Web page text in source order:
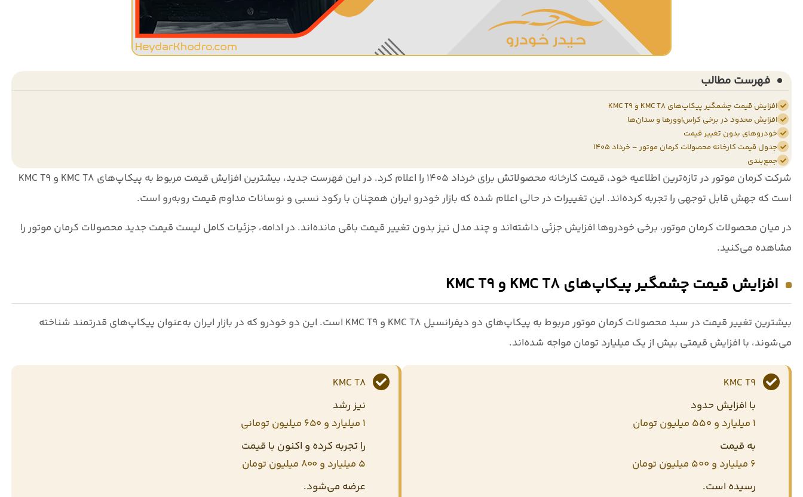
فهرست مطالب
افزایش قیمت چشمگیر پیکاپ‌های KMC T8 و KMC T9
افزایش محدود در برخی کراس‌اوورها و سدان‌ها
خودروهای بدون تغییر قیمت
جدول قیمت کارخانه محصولات کرمان موتور – خرداد ۱۴۰۵
جمع‌بندی
شرکت کرمان موتوردر تازه‌ترین اطلاعیه خود، قیمت کارخانه محصولاتش برای خرداد ۱۴۰۵ را اعلام کرد. در این فهرست جدید، بیشترین افزایش قیمت مربوط به پیکاپ‌های KMC T8 و KMC T9
است که جهش قابل توجهی را تجربه کرده‌اند. این تغییرات در حالی اعلام شده که بازار خودرو ایران همچنان با رکود نسبی و نوسانات مداوم قیمت روبه‌رو است.
در میان محصولات کرمان موتور، برخی خودروها افزایش جزئی داشته‌اند و چند مدل نیز بدون تغییر قیمت باقی مانده‌اند. در ادامه، جزئیات کامل لیست قیمت جدید محصولات کرمان موتوررا
مشاهده می‌کنید.
افزایش قیمت چشمگیر پیکاپ‌های KMC T8 و KMC T9
بیشترین تغییر قیمت در سبد محصولات کرمان موتور مربوط به پیکاپ‌های دو دیفرانسیل KMC T8 و KMC T9
است. این دو خودرو که در بازار ایران به‌عنوان پیکاپ‌های قدرتمند شناخته
می‌شوند، با افزایش قیمتی بیش از یک میلیارد تومان مواجه شده‌اند.
KMC T9
با افزایش حدود
۱ میلیارد و ۵۵۰ میلیون تومان
به قیمت
۶ میلیارد و ۵۰۰ میلیون تومان
رسیده است.
KMC T8
نیز رشد
۱ میلیارد و ۶۵۰ میلیون تومانی
را تجربه کرده و اکنون با قیمت
۵ میلیارد و ۸۰۰ میلیون تومان
عرضه می‌شود.